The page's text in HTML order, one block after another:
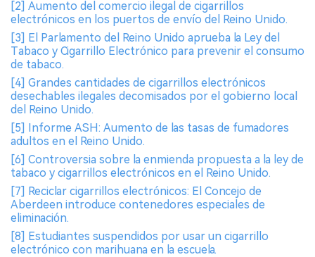
[2] Aumento del comercio ilegal de cigarrillos
electrónicos en los puertos de envío del Reino Unido.
[3] El Parlamento del Reino Unido aprueba la Ley del
Tabaco y Cigarrillo Electrónico para prevenir el consumo
de tabaco.
[4] Grandes cantidades de cigarrillos electrónicos
desechables ilegales decomisados por el gobierno local
del Reino Unido.
[5] Informe ASH: Aumento de las tasas de fumadores
adultos en el Reino Unido.
[6] Controversia sobre la enmienda propuesta a la ley de
tabaco y cigarrillos electrónicos en el Reino Unido.
[7] Reciclar cigarrillos electrónicos: El Concejo de
Aberdeen introduce contenedores especiales de
eliminación.
[8] Estudiantes suspendidos por usar un cigarrillo
electrónico con marihuana en la escuela.